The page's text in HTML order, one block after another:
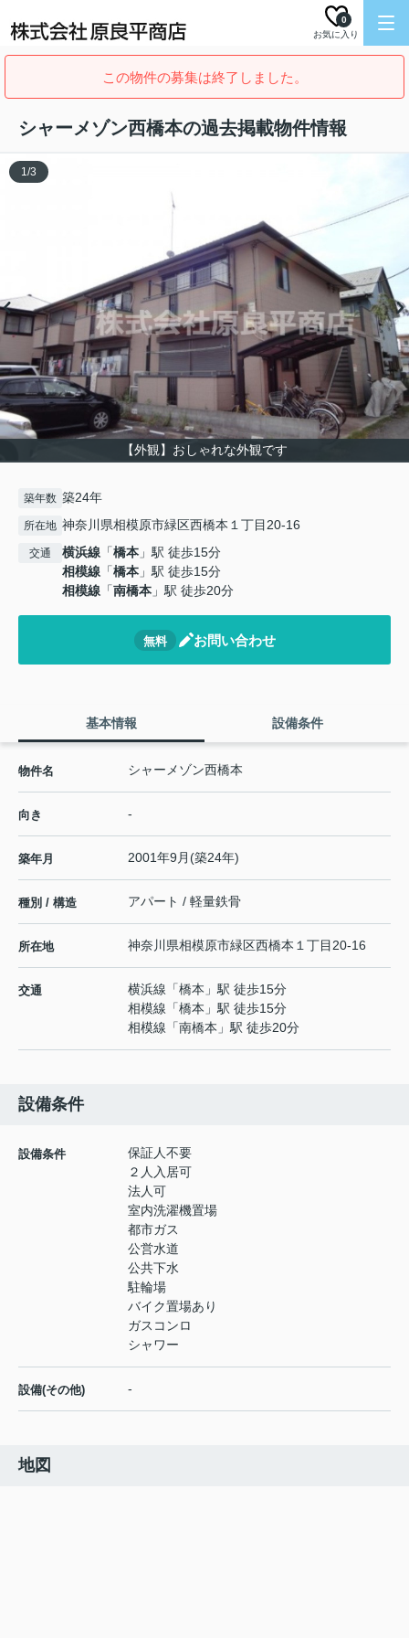
お気に入り
0
この物件の募集は終了しました。
シャーメゾン西橋本の過去掲載物件情報
【外観】おしゃれな外観です
1/3
築年数 築24年
所在地 神奈川県相模原市緑区西橋本１丁目20-16
交通 横浜線 「橋本 」駅 徒歩15分
相模線 「橋本 」駅 徒歩15分
相模線 「南橋本 」駅 徒歩20分
無料 お問い合わせ
基本情報 設備条件
物件名 シャーメゾン西橋本
向き -
築年月 2001年9月(築24年)
種別 / 構造 アパート / 軽量鉄骨
所在地 神奈川県相模原市緑区西橋本 １丁目20-16
交通 横浜線 「橋本 」駅 徒歩15分
相模線 「橋本 」駅 徒歩15分
相模線 「南橋本 」駅 徒歩20分
設備条件
設備条件
保証人不要
２人入居可
法人可
室内洗濯機置場
都市ガス
公営水道
公共下水
駐輪場
バイク置場あり
ガスコンロ
シャワー
設備(その他) -
地図